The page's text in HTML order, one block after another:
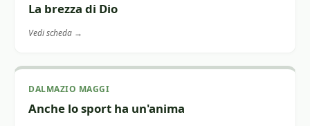
La brezza di Dio
Vedi scheda →
DALMAZIO MAGGI
Anche lo sport ha un'anima